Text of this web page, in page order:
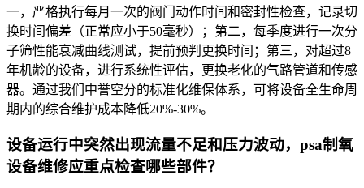
一，严格执行每月一次的阀门动作时间和密封性检查，记录切
换时间偏差（正常应小于50毫秒）；第二，每季度进行一次分
子筛性能衰减曲线测试，提前预判更换时间；第三，对超过8
年机龄的设备，进行系统性评估，更换老化的气路管道和传感
器。通过我们中誉空分的标准化维保体系，可将设备全生命周
期内的综合维护成本降低20%-30%。
设备运行中突然出现流量不足和压力波动，psa制氧
设备维修应重点检查哪些部件？